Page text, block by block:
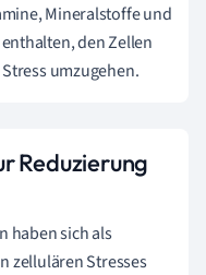
Mineralstoffe und
den Zellen
umzugehen.
Reduzierung
haben sich als
zellulären Stresses